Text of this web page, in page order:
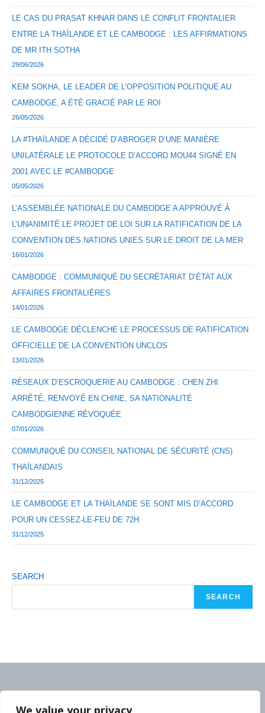
We value your privacy
LE CAS DU PRASAT KHNAR DANS LE CONFLIT FRONTALIER
ENTRE LA THAÏLANDE ET LE CAMBODGE : LES AFFIRMATIONS
DE MR ITH SOTHA
29/06/2026
KEM SOKHA, LE LEADER DE L’OPPOSITION POLITIQUE AU
CAMBODGE, A ÉTÉ GRACIÉ PAR LE ROI
26/05/2026
LA #THAÏLANDE A DÉCIDÉ D’ABROGER D’UNE MANIÈRE
UNILATÉRALE LE PROTOCOLE D’ACCORD MOU44 SIGNÉ EN
2001 AVEC LE #CAMBODGE
05/05/2026
L’ASSEMBLÉE NATIONALE DU CAMBODGE A APPROUVÉ À
L’UNANIMITÉ LE PROJET DE LOI SUR LA RATIFICATION DE LA
CONVENTION DES NATIONS UNIES SUR LE DROIT DE LA MER
16/01/2026
CAMBODGE : COMMUNIQUÉ DU SECRÉTARIAT D’ÉTAT AUX
AFFAIRES FRONTALIÈRES
14/01/2026
LE CAMBODGE DÉCLENCHE LE PROCESSUS DE RATIFICATION
OFFICIELLE DE LA CONVENTION UNCLOS
13/01/2026
RÉSEAUX D’ESCROQUERIE AU CAMBODGE : CHEN ZHI
ARRÊTÉ, RENVOYÉ EN CHINE, SA NATIONALITÉ
CAMBODGIENNE RÉVOQUÉE
07/01/2026
COMMUNIQUÉ DU CONSEIL NATIONAL DE SÉCURITÉ (CNS)
THAÏLANDAIS
31/12/2025
LE CAMBODGE ET LA THAÏLANDE SE SONT MIS D’ACCORD
POUR UN CESSEZ-LE-FEU DE 72H
31/12/2025
SEARCH
SEARCH